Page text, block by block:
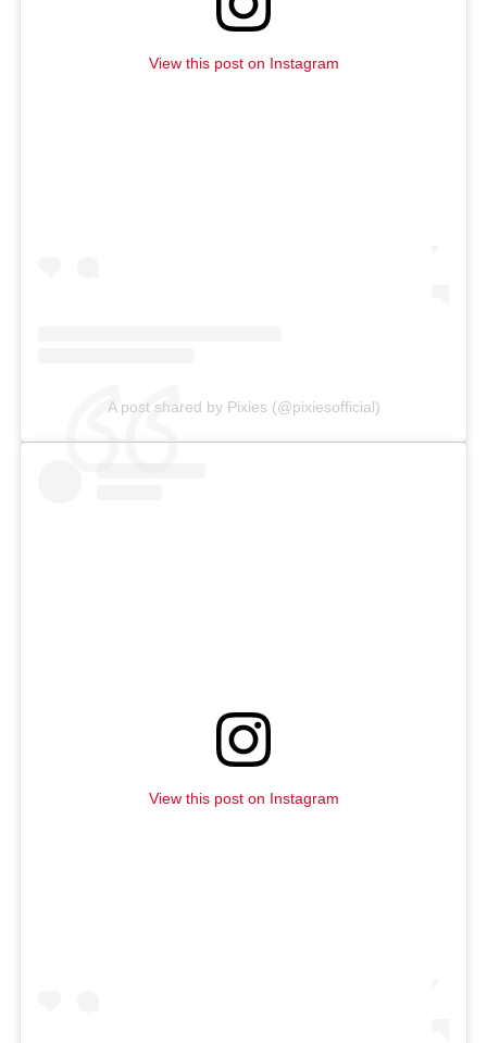
View this post on Instagram
A post shared by Pixies (@pixiesofficial)
View this post on Instagram